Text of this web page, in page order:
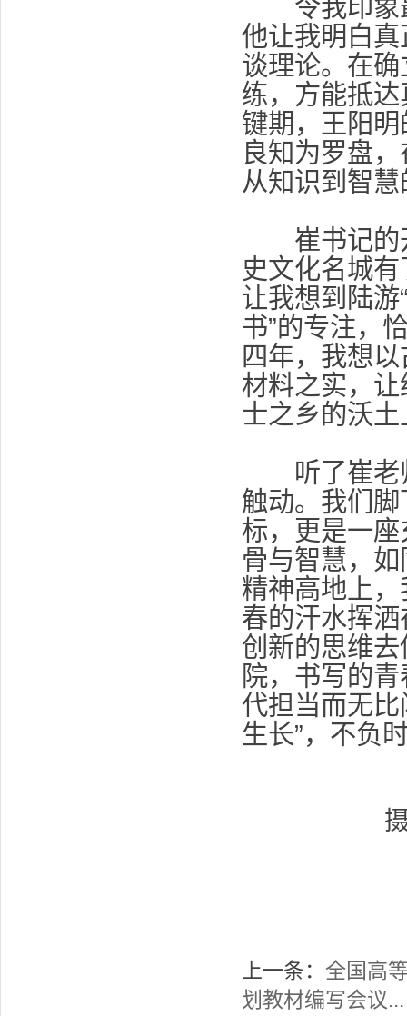
令我印象最
他让我明白
谈理论。在
练，方能抵
键期，王阳
良知为罗盘
从知识到智
崔书记的开
史文化名城
让我想到陆游
书”的专注，
四年，我想
材料之实，
士之乡的沃
听了崔老师
触动。我们
标，更是一
骨与智慧，
精神高地上
春的汗水挥
创新的思维
院，书写的
代担当而无
生长”，不负
上一条： 全国高
划教材编写会议...